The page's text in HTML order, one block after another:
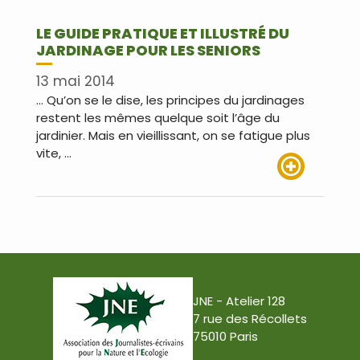
LE GUIDE PRATIQUE ET ILLUSTRÉ DU
JARDINAGE POUR LES SENIORS
13 mai 2014
… Qu’on se le dise, les principes du jardinages
restent les mêmes quelque soit l’âge du
jardinier. Mais en vieillissant, on se fatigue plus
vite, …
JNE - Atelier 128
7 rue des Récollets
75010 Paris